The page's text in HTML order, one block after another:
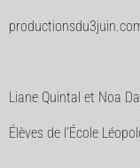
Liane Quintal et Noa
Élèves de l’École